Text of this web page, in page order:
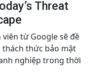
Threat
viên từ Google sẽ đề
thách thức bảo mật
nghiệp trong thời